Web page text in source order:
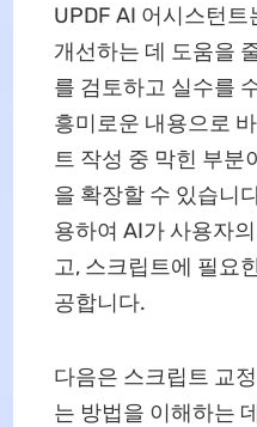
UPDF AI 어시스턴
개선하는 데 도움을
를 검토하고 실수를
흥미로운 내용으로
트 작성 중 막힌 부분
을 확장할 수 있습니
용하여 AI가 사용자
고, 스크립트에 필요
공합니다.
다음은 스크립트 교
는 방법을 이해하는